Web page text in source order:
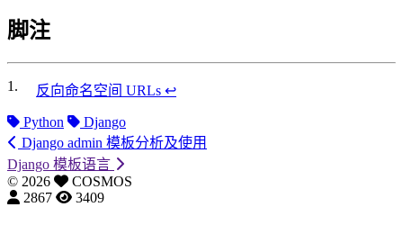
脚注
1. 反向命名空间 URLs ↩
Python
Django
Django admin 模板分析及使用
Django 模板语言
© 2026
COSMOS
2867
3409